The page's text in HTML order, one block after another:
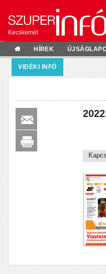
Kecskemét
HÍREK
VIDÉKI INFÓ